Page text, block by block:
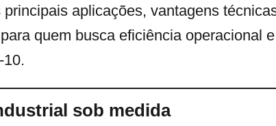
aplicações, vantagens
quem busca eficiência operacional
10.
sob medida